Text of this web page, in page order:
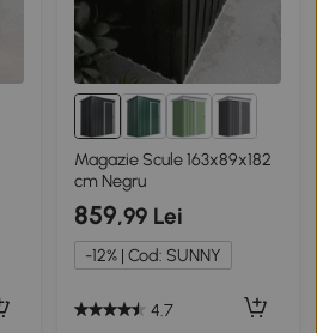
Magazie Scule 163x89x182
cm Negru
859,99 Lei
-12% | Cod: SUNNY
4.7